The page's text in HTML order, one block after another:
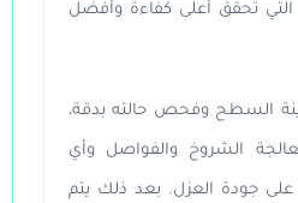
التي تحقق أعلى كفاءة وأفضل
السطح وفحص حالته بدقة،
الشروخ والفواصل وأي
جودة العزل. بعد ذلك يتم